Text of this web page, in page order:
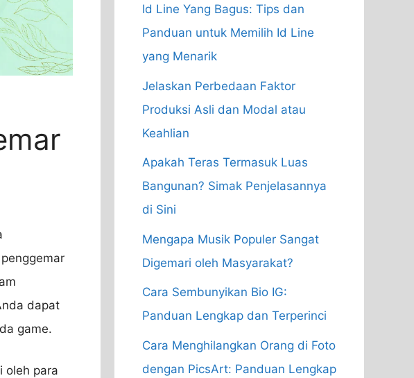
dapat
game.
oleh para
Id Line Yang Bagus: Tips dan
Panduan untuk Memilih Id Line
yang Menarik
Jelaskan Perbedaan Faktor
Produksi Asli dan Modal atau
Keahlian
Apakah Teras Termasuk Luas
Bangunan? Simak Penjelasannya
di Sini
Mengapa Musik Populer Sangat
Digemari oleh Masyarakat?
Cara Sembunyikan Bio IG:
Panduan Lengkap dan Terperinci
Cara Menghilangkan Orang di Foto
dengan PicsArt: Panduan Lengkap